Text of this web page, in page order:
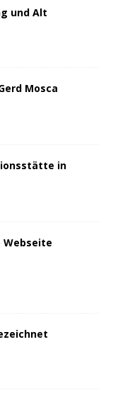
und Alt
Mosca
in